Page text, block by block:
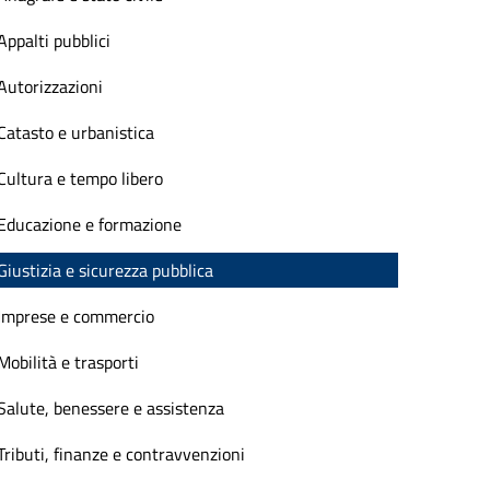
pubblici
e urbanistica
e tempo libero
e formazione
e sicurezza pubblica
e commercio
e trasporti
benessere e assistenza
finanze e contravvenzioni